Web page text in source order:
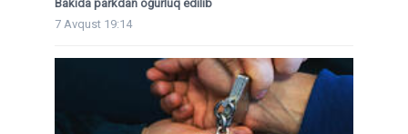
Bakıda parkdan oğurluq edilib
7 Avqust 19:14